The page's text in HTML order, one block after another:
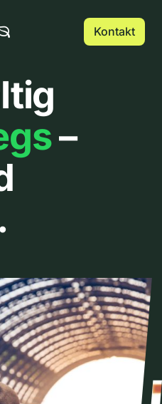
Kontakt
–
.